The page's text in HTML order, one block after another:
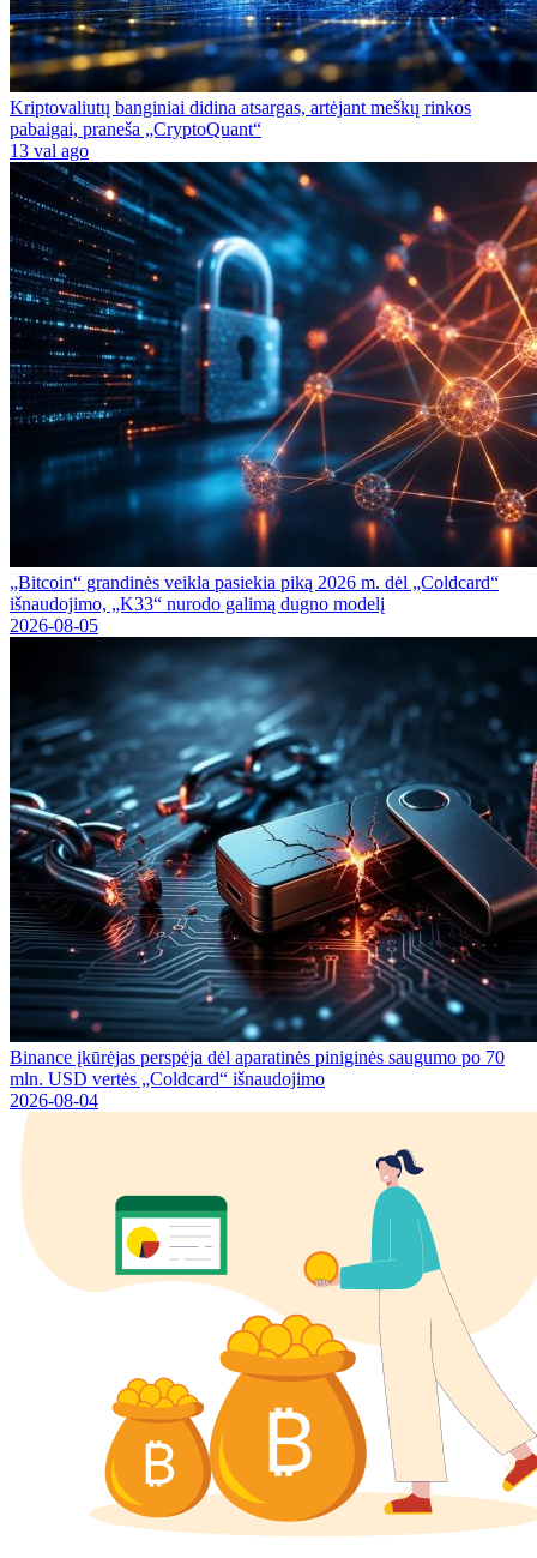
Kriptovaliutų banginiai didina atsargas, artėjant meškų rinkos
pabaigai, praneša „CryptoQuant“
13 val ago
„Bitcoin“ grandinės veikla pasiekia piką 2026 m. dėl „Coldcard“
išnaudojimo, „K33“ nurodo galimą dugno modelį
2026-08-05
Binance įkūrėjas perspėja dėl aparatinės piniginės saugumo po 70
mln. USD vertės „Coldcard“ išnaudojimo
2026-08-04